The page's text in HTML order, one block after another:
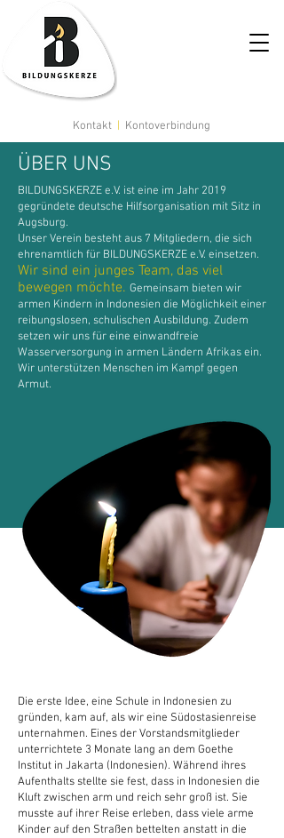
Kontakt Kontoverbindung
ÜBER UNS
BILDUNGSKERZE e.V. ist eine im Jahr 2019
gegründete deutsche Hilfsorganisation mit Sitz in
Augsburg.
Unser Verein besteht aus 7 Mitgliedern, die sich
ehrenamtlich für BILDUNGSKERZE e.V. einsetzen.
Wir sind ein junges Team, das viel
bewegen möchte. Gemeinsam bieten wir
armen Kindern in Indonesien die Möglichkeit einer
reibungslosen, schulischen Ausbildung. Zudem
setzen wir uns für eine einwandfreie
Wasserversorgung in armen Ländern Afrikas ein.
Wir unterstützen Menschen im Kampf gegen
Armut.
Die erste Idee, eine Schule in Indonesien zu
gründen, kam auf, als wir eine Südostasienreise
unternahmen. Eines der Vorstandsmitglieder
unterrichtete 3 Monate lang an dem Goethe
Institut in Jakarta (Indonesien). Während ihres
Aufenthalts stellte sie fest, dass in Indonesien die
Kluft zwischen arm und reich sehr groß ist. Sie
musste auf ihrer Reise erleben, dass viele arme
Kinder auf den Straßen bettelten anstatt in die